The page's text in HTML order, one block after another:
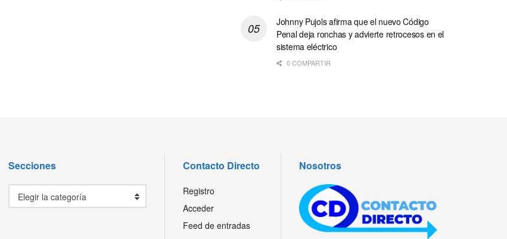
Johnny Pujols afirma que el nuevo Código
Penal deja ronchas y advierte retrocesos en el
sistema eléctrico
0 COMPARTIR
Secciones
Elegir la categoría
Contacto Directo
Registro
Acceder
Feed de entradas
Nosotros